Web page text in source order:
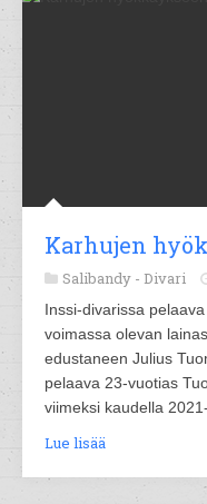
Karhujen
Salibandy - Divari
Inssi-divarissa
voimassa olevan
edustaneen Julius
pelaava 23-vuotias
viimeksi kaudella
Lue lisää